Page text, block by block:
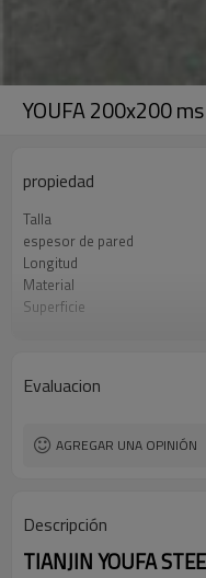
YOUFA 200x200
propiedad
Talla
espesor de pared
Longitud
Material
Superficie
Capacidad de producción
Evaluacion
AGREGAR UNA OPINIÓN
Descripción
TIANJIN YOUFA